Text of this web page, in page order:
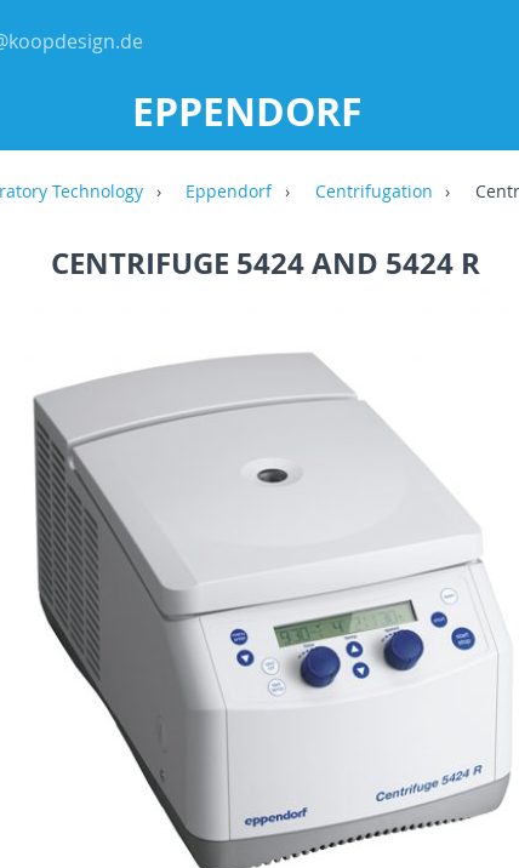
EPPENDORF
Technology Eppendorf Centrifugation
CENTRIFUGE 5424 AND 5424 R